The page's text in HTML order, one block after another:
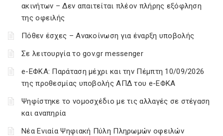
ακινήτων – Δεν απαιτείται πλέον πλήρης εξόφληση
της οφειλής
Πόθεν έσχες – Ανακοίνωση για έναρξη υποβολής
Σε λειτουργία το gov.gr messenger
e-ΕΦΚΑ: Παράταση μέχρι και την Πέμπτη 10/09/2026
της προθεσμίας υποβολής ΑΠΔ του e-ΕΦΚΑ
Ψηφίστηκε το νομοσχέδιο με τις αλλαγές σε στέγαση
και αναπηρία
Νέα Ενιαία Ψηφιακή Πύλη Πληρωμών οφειλών